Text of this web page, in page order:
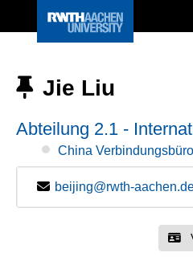
Jie Liu
Abteilung 2.1 -
China Verbindungsbüro
beijing@rwth-